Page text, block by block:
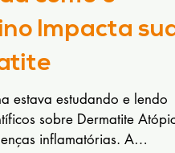
como o
Impacta sua
estava estudando e lendo